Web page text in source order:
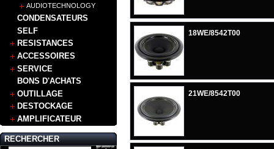
AUDIOTECHNOLOGY
CONDENSATEURS
SELF
RESISTANCES
ACCESSOIRES
SERVICE
BONS D'ACHATS
OUTILLAGE
DESTOCKAGE
AMPLIFICATEUR
RECHERCHER
18WE/8542T00
21WE/8542T00